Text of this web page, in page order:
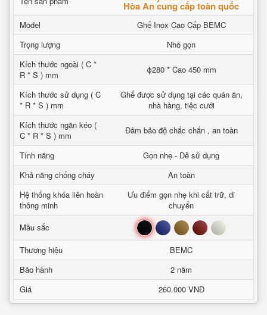
Hòa An cung cấp toàn quốc
Model
Ghế Inox Cao Cấp BEMC
Trọng lượng
Nhỏ gọn
Kích thước ngoài ( C *
R * S ) mm
ϕ280 * Cao 450 mm
Kích thước sử dụng ( C
* R * S ) mm
Ghế được sử dụng tại các quán ăn,
nhà hàng, tiệc cưới
Kích thước ngăn kéo (
C * R * S ) mm
Đảm bảo độ chắc chắn , an toàn
Tính năng
Gọn nhẹ - Dễ sử dụng
Khả năng chống cháy
An toàn
Hệ thống khóa liên hoàn
thông minh
Ưu điểm gọn nhẹ khi cất trữ, di
chuyển
Mầu sắc
Đen Xanh Nâu Đỏ Trắng
Thương hiệu
BEMC
Bảo hành
2 năm
Giá
260.000 VNĐ